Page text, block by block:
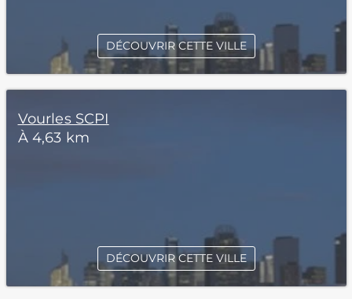
DÉCOUVRIR CETTE VILLE
Vourles SCPI
À 4,63 km
DÉCOUVRIR CETTE VILLE